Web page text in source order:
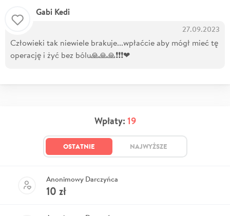
Gabi Kedi
27.09.2023
Człowieki tak niewiele brakuje...wpłaćcie aby mógł mieć tę
operację i żyć bez bólu🙏🙏🙏❗❗❗❤
Wpłaty: 19
OSTATNIE NAJWYŻSZE
Anonimowy Darczyńca
10 zł